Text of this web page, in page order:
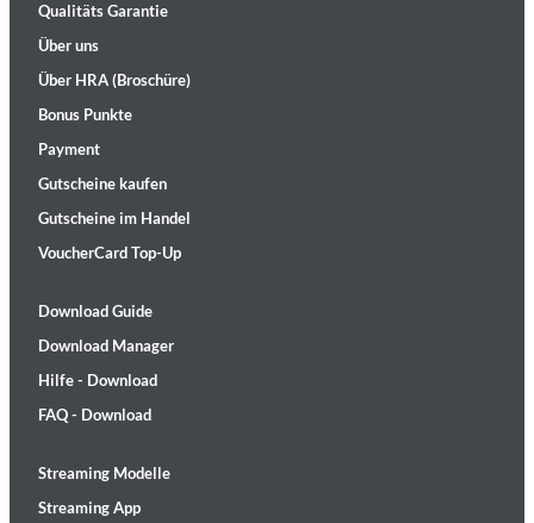
Qualitäts Garantie
Über uns
Über HRA (Broschüre)
Bonus Punkte
Payment
Gutscheine kaufen
Gutscheine im Handel
VoucherCard Top-Up
Download Guide
Download Manager
Hilfe - Download
FAQ - Download
Streaming Modelle
Streaming App